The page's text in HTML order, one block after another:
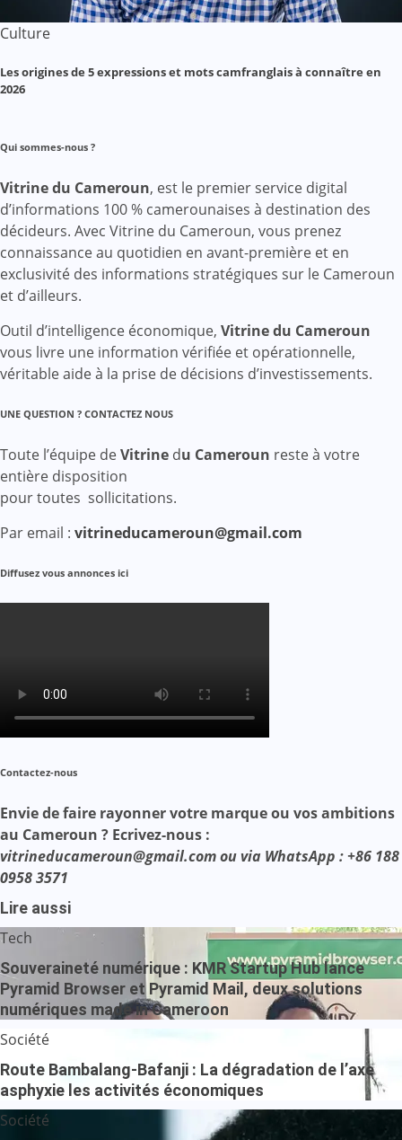
Culture
Les origines de 5 expressions et mots camfranglais à connaître en
2026
Qui sommes-nous ?
Vitrine du Cameroun, est le premier service digital
d’informations 100 % camerounaises à destination des
décideurs. Avec Vitrine du Cameroun, vous prenez
connaissance au quotidien en avant-première et en
exclusivité des informations stratégiques sur le Cameroun
et d’ailleurs.
Outil d’intelligence économique, Vitrine du Cameroun
vous livre une information vérifiée et opérationnelle,
véritable aide à la prise de décisions d’investissements.
UNE QUESTION ? CONTACTEZ NOUS
Toute l’équipe deVitrine du Cameroun reste à votre
entière disposition
pour toutes sollicitations.
Par email : vitrineducameroun@gmail.com
Diffusez vous annonces ici
Contactez-nous
Envie de faire rayonner votre marque ou vos ambitions
au Cameroun ? Ecrivez-nous :
vitrineducameroun@gmail.com ou via WhatsApp : +86 188
0958 3571
Lire aussi
Tech
Souveraineté numérique : KMR Startup Hub lance
Pyramid Browser et Pyramid Mail, deux solutions
numériques made in Cameroon
Société
Route Bambalang-Bafanji : La dégradation de l’axe
asphyxie les activités économiques
Société